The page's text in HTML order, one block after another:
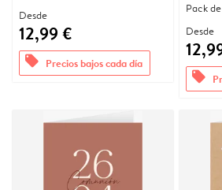
Desde
12,99 €
offers Precios bajos cada día
Pack
Desde
offers